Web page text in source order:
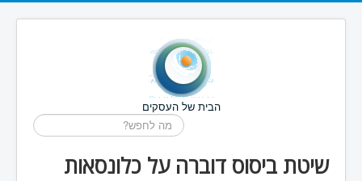
הבית של העסקים
חיפוש...
שיטת ביסוס דוברה על כלונסאות